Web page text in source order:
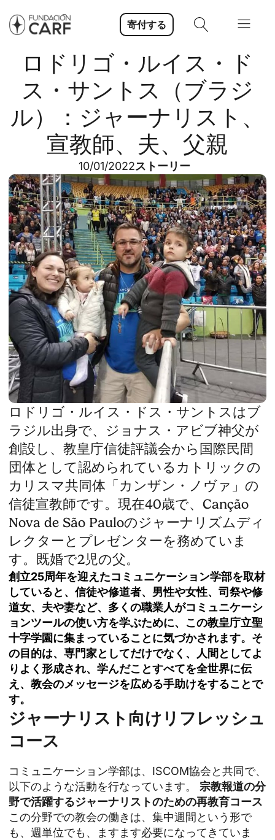
寄付する
ロドリゴ・ルイス・ド
ス・サントス（ブラジ
ル）：ジャーナリスト、
宣教師、夫、父親
10/01/2022ストーリー
ロドリゴ・ルイス・ドス・サントスはブ
ラジル出身で、ジョナス・アビブ神父が
創設し、教皇庁信徒評議会から国際民間
団体として認められているカトリックの
カリスマ共同体「カンザン・ノヴァ」の
信徒宣教師です。現在40歳で、Canção
Nova de São Pauloのジャーナリズムディ
レクターとプレゼンターを務めていま
す。既婚で2児の父。
創立25周年を迎えたコミュニケーション学部を取材
していると、信徒や修道者、男性や女性、司祭や修
道女、夫や妻など、多くの職業人がコミュニケーシ
ョンツールの使い方を学ぶために、この教皇庁立聖
十字学園に集まっていることに気づかされます。そ
の目的は、専門家としてだけでなく、人間としてよ
りよく形成され、学んだことすべてを全世界に伝
え、教会のメッセージを広める手助けをすることで
す。
ジャーナリスト向けリフレッシュ
コース
コミュニケーション学部は、ISCOM協会と共同で、
以下のような活動を行なっています。 宗教報道の分
野で活躍するジャーナリストのための再教育コース
この分野での教会の働きは、集中週間という形で
も、週単位でも、ますます必要になってきていま